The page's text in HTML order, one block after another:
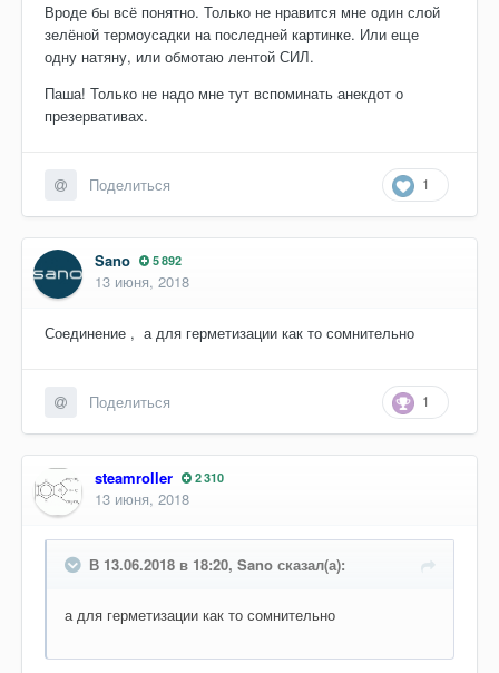
Вроде бы всё понятно. Только не нравится мне один слой
зелёной термоусадки на последней картинке. Или еще
одну натяну, или обмотаю лентой СИЛ.
Паша! Только не надо мне тут вспоминать анекдот о
презервативах.
1
Поделиться
Sano 5 892
13 июня, 2018
Соединение , а для герметизации как то сомнительно
1
Поделиться
steamroller 2 310
13 июня, 2018
В 13.06.2018 в 18:20, Sano сказал(а):
а для герметизации как то сомнительно